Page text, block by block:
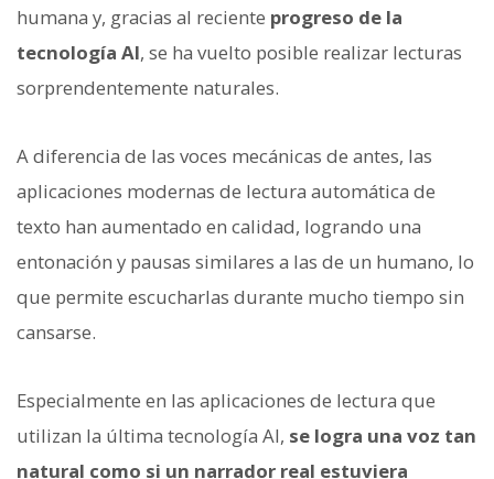
humana y, gracias al reciente progreso de la
tecnología AI, se ha vuelto posible realizar lecturas
sorprendentemente naturales.
A diferencia de las voces mecánicas de antes, las
aplicaciones modernas de lectura automática de
texto han aumentado en calidad, logrando una
entonación y pausas similares a las de un humano, lo
que permite escucharlas durante mucho tiempo sin
cansarse.
Especialmente en las aplicaciones de lectura que
utilizan la última tecnología AI, se logra una voz tan
natural como si un narrador real estuviera